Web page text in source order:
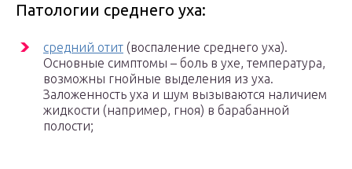
Патологии среднего уха:
средний отит (воспаление среднего уха).
Основные симптомы – боль в ухе, температура,
возможны гнойные выделения из уха.
Заложенность уха и шум вызываются наличием
жидкости (например, гноя) в барабанной
полости;